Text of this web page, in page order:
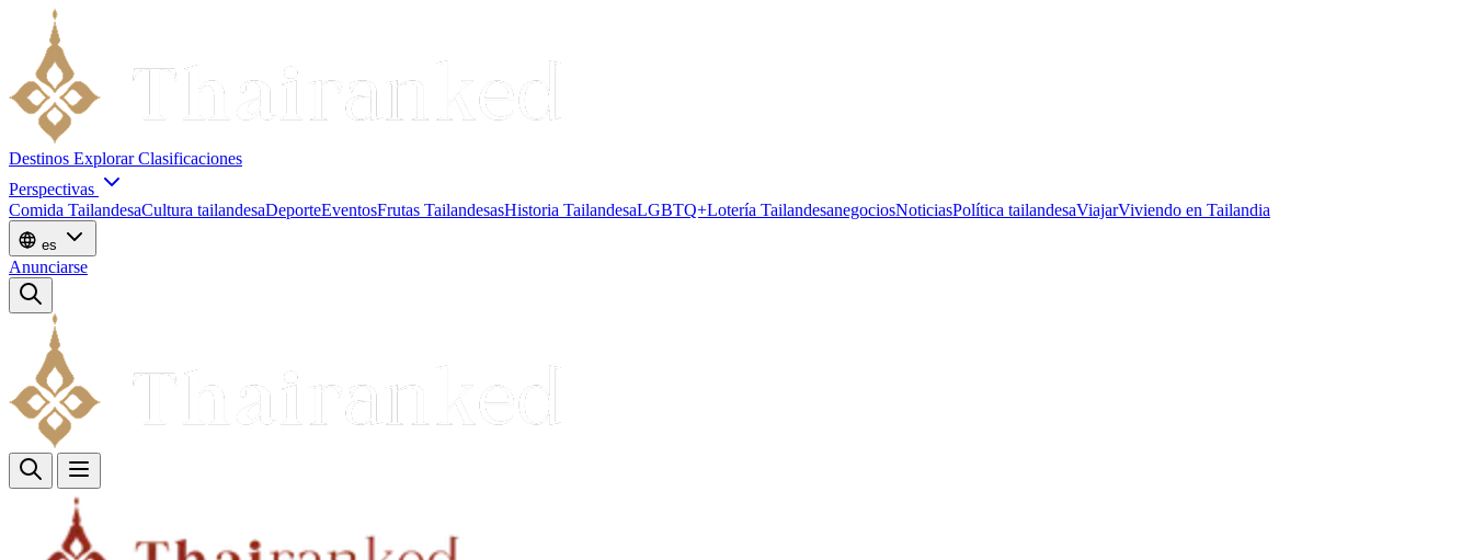
Destinos Explorar Clasificaciones
Perspectivas
Comida TailandesaCultura tailandesaDeporteEventosFrutas TailandesasHistoria TailandesaLGBTQ+Lotería TailandesanegociosNoticiasPolítica tailandesaViajarViviendo en Tailandia
es
Anunciarse